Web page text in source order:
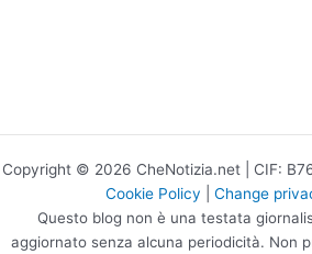
Copyright © 2026 CheNotizia.net | CIF:
Cookie Policy
Change
Questo blog non è una testata
aggiornato senza alcuna periodicità. Non